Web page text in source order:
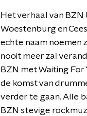
Het verhaal van BZN
Woestenburg en
echte naam noemen
nooit meer zal
BZN met Waiting
de komst van
verder te gaan. Alle
BZN stevige